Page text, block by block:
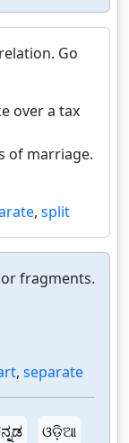
Go
over a tax
of marriage.
, split
fragments.
, separate
ଓଡ଼ିଆ